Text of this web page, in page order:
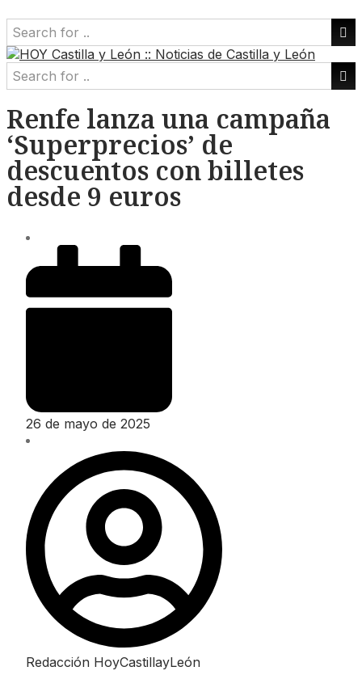
Renfe lanza una campaña
‘Superprecios’ de
descuentos con billetes
desde 9 euros
26 de mayo de 2025
Redacción HoyCastillayLeón